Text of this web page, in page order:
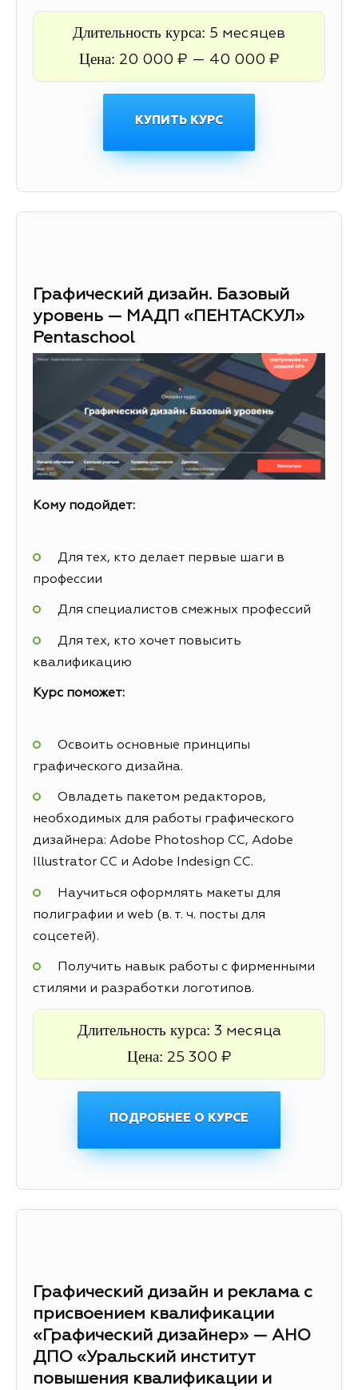
Длительность курса: 5 месяцев
Цена: 20 000 ₽ — 40 000 ₽
КУПИТЬ КУРС
Графический дизайн. Базовый
уровень — МАДП «ПЕНТАСКУЛ»
Pentaschool
Кому подойдет:
Для тех, кто делает первые шаги в
профессии
Для специалистов смежных профессий
Для тех, кто хочет повысить
квалификацию
Курс поможет:
Освоить основные принципы
графического дизайна.
Овладеть пакетом редакторов,
необходимых для работы графического
дизайнера: Adobe Photoshop CC, Adobe
Illustrator CC и Adobe Indesign CC.
Научиться оформлять макеты для
полиграфии и web (в. т. ч. посты для
соцсетей).
Получить навык работы с фирменными
стилями и разработки логотипов.
Длительность курса: 3 месяца
Цена: 25 300 ₽
ПОДРОБНЕЕ О КУРСЕ
Графический дизайн и реклама с
присвоением квалификации
«Графический дизайнер» — АНО
ДПО «Уральский институт
повышения квалификации и